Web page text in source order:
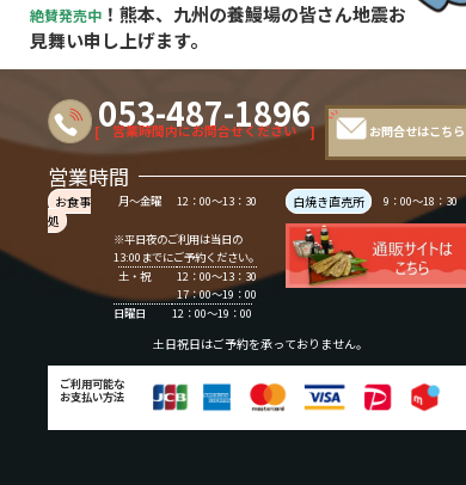
絶賛発売中 ！熊本、九州の養鰻場の皆さん地震お
見舞い申し上げます。
053-487-1896
[ 営業時間内にお問合せください ] お問合せはこちら
営業時間
お食事
処
月～金曜 12：00～13：30
※平日夜のご利用は当日の
13:00までにご予約ください。
土・祝
12：00～13：30
17：00～19：00
日曜日
12：00～19：00
白焼き直売所 9：00～18：30
土日祝日はご予約を承っておりません。
ご利用可能な
お支払い方法